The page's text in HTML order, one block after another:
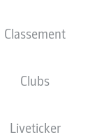
Classement
Clubs
Liveticker